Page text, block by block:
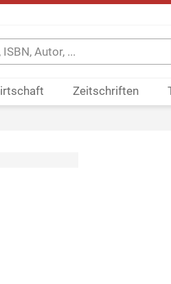
Zeitschriften